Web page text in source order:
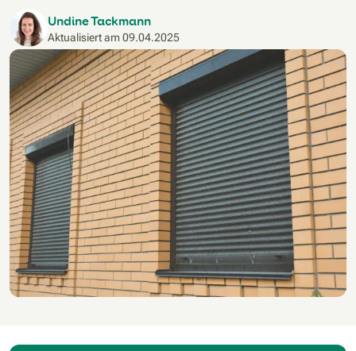
Undine Tackmann
Aktualisiert am 09.04.2025